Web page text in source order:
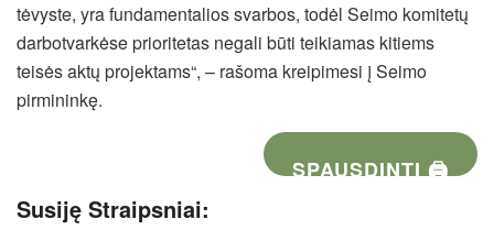
tėvyste, yra fundamentalios svarbos, todėl Seimo komitetų
darbotvarkėse prioritetas negali būti teikiamas kitiems
teisės aktų projektams“, – rašoma kreipimesi į Seimo
pirmininkę.
SPAUSDINTI 🖨
Susiję Straipsniai: